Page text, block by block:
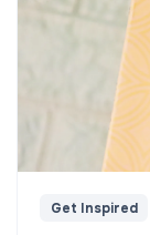
Get Inspired